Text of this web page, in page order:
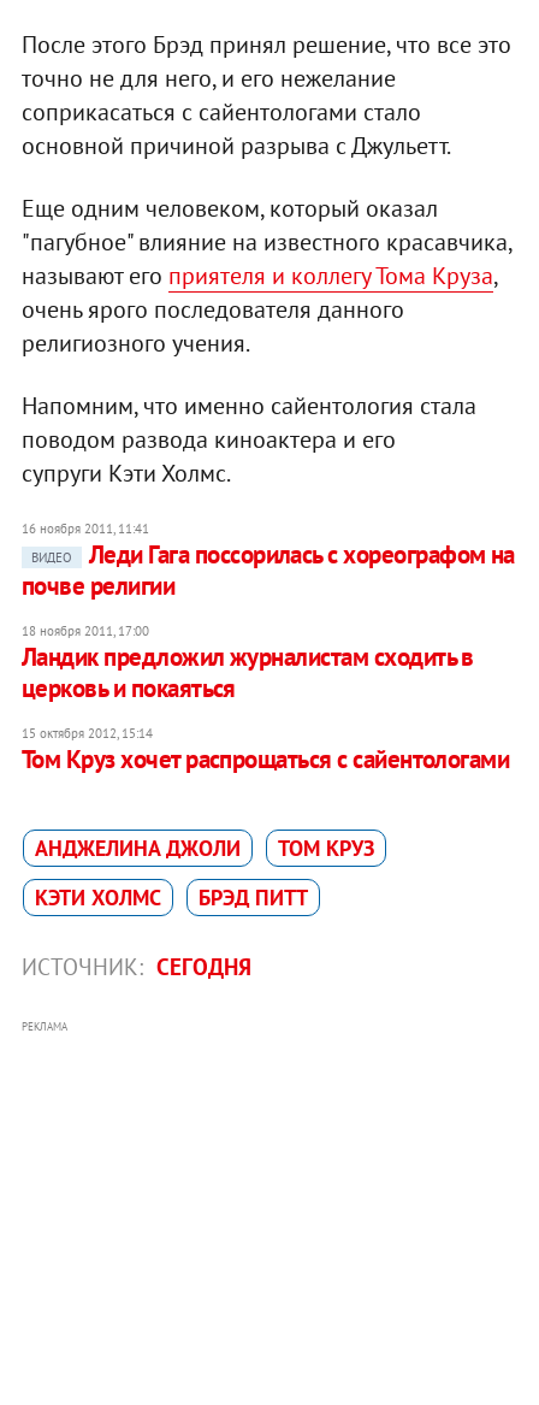
После этого Брэд принял решение, что все это
точно не для него, и его нежелание
соприкасаться с сайентологами стало
основной причиной разрыва с Джульетт.
Еще одним человеком, который оказал
"пагубное" влияние на известного красавчика,
называют его приятеля и коллегу Тома Круза,
очень ярого последователя данного
религиозного учения.
Напомним, что именно сайентология стала
поводом развода киноактера и его
супруги Кэти Холмс.
16 ноября 2011, 11:41
ВИДЕО
Леди Гага поссорилась с хореографом на
почве религии
18 ноября 2011, 17:00
Ландик предложил журналистам сходить в
церковь и покаяться
15 октября 2012, 15:14
Том Круз хочет распрощаться с сайентологами
АНДЖЕЛИНА ДЖОЛИ
ТОМ КРУЗ
КЭТИ ХОЛМС
БРЭД ПИТТ
ИСТОЧНИК: СЕГОДНЯ
РЕКЛАМА